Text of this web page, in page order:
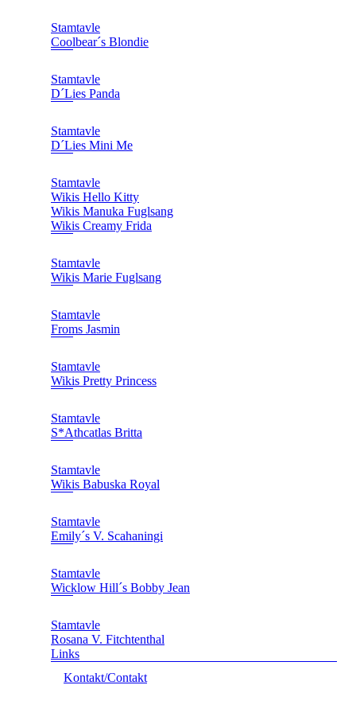
Stamtavle
Coolbear´s Blondie
Stamtavle
D´Lies Panda
Stamtavle
D´Lies Mini Me
Stamtavle
Wikis Hello Kitty
Wikis Manuka Fuglsang
Wikis Creamy Frida
Stamtavle
Wikis Marie Fuglsang
Stamtavle
Froms Jasmin
Stamtavle
Wikis Pretty Princess
Stamtavle
S*Athcatlas Britta
Stamtavle
Wikis Babuska Royal
Stamtavle
Emily´s V. Scahaningi
Stamtavle
Wicklow Hill´s Bobby Jean
Stamtavle
Rosana V. Fitchtenthal
Links
Kontakt/Contakt